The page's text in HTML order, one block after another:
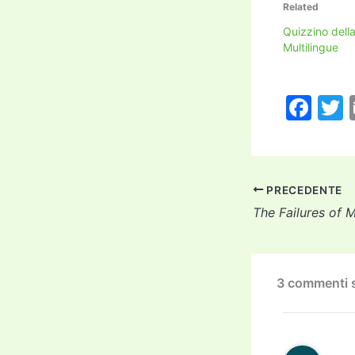
Related
Quizzino
Multilingue
F
c
e
b
o
k
PRECEDENTE
3 commenti